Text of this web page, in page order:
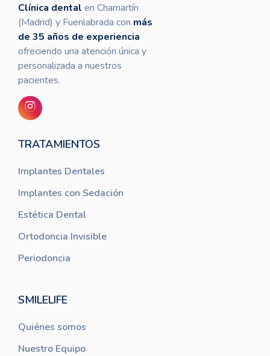
Clínica dental en Chamartín
(Madrid) y Fuenlabrada con más
de 35 años de experiencia
ofreciendo una atención única y
personalizada a nuestros
pacientes.
TRATAMIENTOS
Implantes Dentales
Implantes con Sedación
Estética Dental
Ortodoncia Invisible
Periodoncia
SMILELIFE
Quiénes somos
Nuestro Equipo